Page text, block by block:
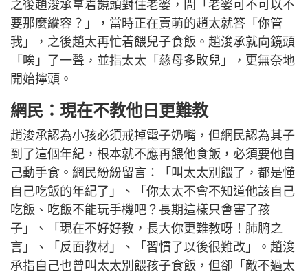
之後趙浚承拿着鏡頭對住老婆，問「老婆可不可以不
要那麼縱容？」，當時正在賣萌的趙太就答「你管
我」，之後趙太再忙着餵兒子食飯。趙浚承就向鏡頭
「唉」了一聲，並指太太「慈母多敗兒」，更無奈地
開始擰頭。
網民：現在不教他日更難教
趙浚承認為小孩必須戒掉電子奶嘴，但網民認為其子
到了這個年紀，根本就不應再餵他食飯，必須要他自
己動手食。網民紛紛留言：「叫太太別餵了，都是懂
自己吃飯的年紀了」、「你太太不會不知道他該自己
吃飯、吃飯不能玩手機吧？長期這樣只會害了孩
子」、「現在不好好教，長大你更難教呀！肺腑之
言」、「反面教材」、「習慣了以後很難改」。趙浚
承指自己也曾叫太太別餵孩子食飯，但卻「敵不過太